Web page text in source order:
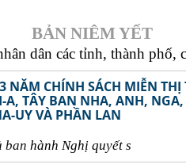
BẢN NIÊM YẾT
dân các tỉnh, thành phố,
NĂM CHÍNH SÁCH MIỄN
TÂY BAN NHA, ANH,
UY VÀ PHẦN LAN
ban hành Nghị quyết s